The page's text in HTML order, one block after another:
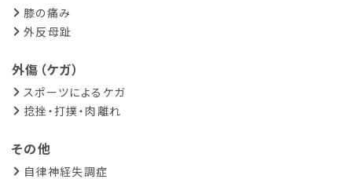
膝の痛み
外反母趾
外傷（ケガ）
スポーツによるケガ
捻挫・打撲・肉離れ
その他
自律神経失調症